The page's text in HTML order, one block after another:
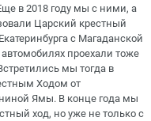
в 2018 году мы с ними, а
Царский крестный
с Магаданской
проехали тоже
мы тогда в
Ходом от
Ямы. В конце года мы
ход, но уже не только с